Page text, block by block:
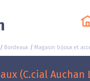
Bordeaux Magasin bijoux et
(C.cial Auchan